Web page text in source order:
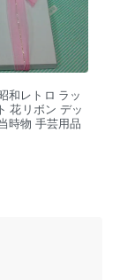
和レトロ ラッ
花リボン デッ
時物 手芸用品